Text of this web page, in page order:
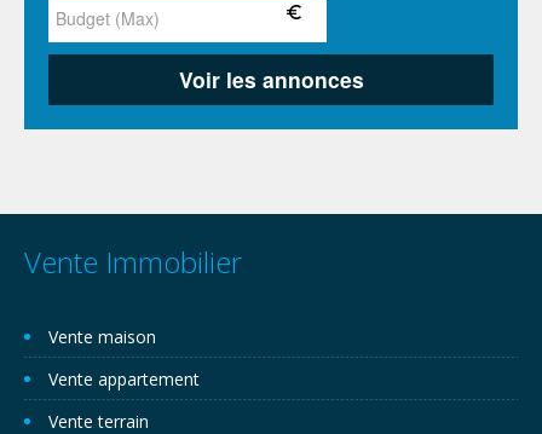
Vente Immobilier
Vente maison
Vente appartement
Vente terrain